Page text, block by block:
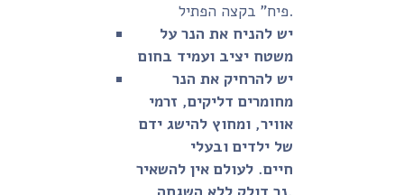
יש להניח את הנר על
משטח יציב ועמיד בחום
יש להרחיק את הנר
מחומרים דליקים, זרמי
אוויר, ומחוץ להישג ידם
של ילדים ובעלי
חיים. לעולם אין להשאיר